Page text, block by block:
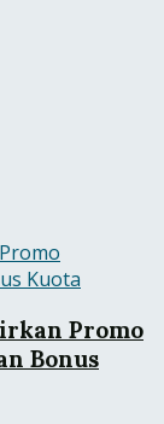
Promo
Bonus